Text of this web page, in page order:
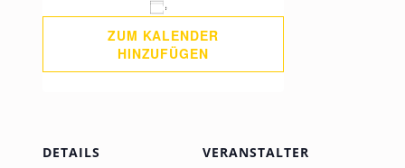
ZUM KALENDER
HINZUFÜGEN
DETAILS VERANSTALTER